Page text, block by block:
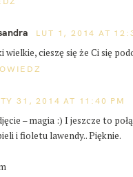
LUT 1, 2014 AT
wielkie, cieszę się że Ci się
31, 2014 AT 11:40 PM
– magia :) I jeszcze to
i fioletu lawendy.. Pięknie.